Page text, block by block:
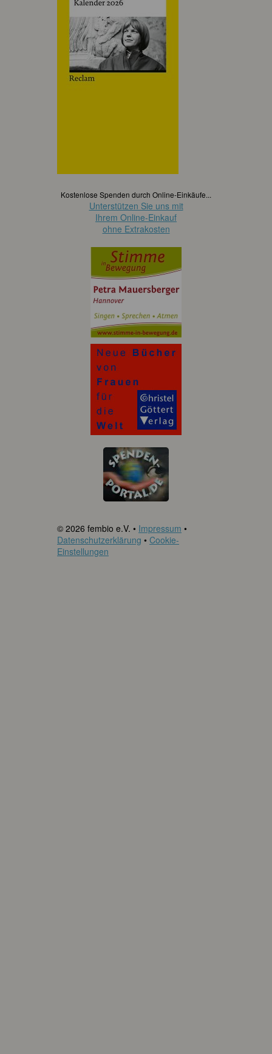
Kostenlose Spenden durch Online-Einkäufe...
Unterstützen Sie uns mit
Ihrem Online-Einkauf
ohne Extrakosten
© 2026 fembio e.V. • Impressum •
Datenschutzerklärung • Cookie-
Einstellungen